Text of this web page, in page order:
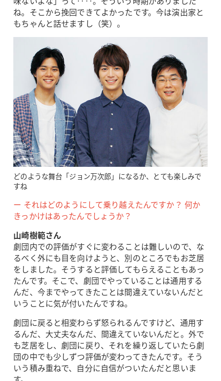
ね。そこから挽回できてよかったです。今は演出家と
もちゃんと話せますし（笑）。
どのような舞台「ジョン万次郎」になるか、とても楽しみで
すね
ー それはどのようにして乗り越えたんですか？ 何か
きっかけはあったんでしょうか？
山崎樹範さん
劇団内での評価がすぐに変わることは難しいので、な
るべく外にも目を向けようと、別のところでもお芝居
をしました。そうすると評価してもらえることもあっ
たんです。そこで、劇団でやっていることは通用する
んだ、今までやってきたことは間違えていないんだと
いうことに気が付いたんですね。
劇団に戻ると相変わらず怒られるんですけど、通用す
るんだ、大丈夫なんだ、間違えていないんだと。外で
も芝居をし、劇団に戻り、それを繰り返していたら劇
団の中でも少しずつ評価が変わってきたんです。そう
いう積み重ねで、自分に自信がついたんだと思いま